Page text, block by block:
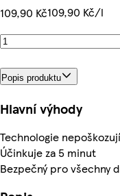
109,90 Kč109,90 Kč/l
Popis produktu
Hlavní výhody
Technologie
Účinkuje za 5 minut
Bezpečný pro všechny